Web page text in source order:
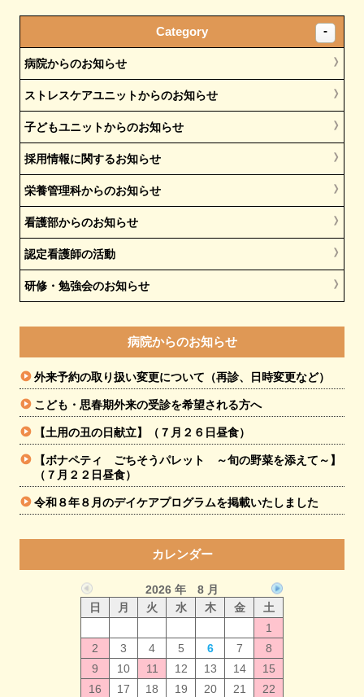
Category
病院からのお知らせ
ストレスケアユニットからのお知らせ
子どもユニットからのお知らせ
採用情報に関するお知らせ
栄養管理科からのお知らせ
看護部からのお知らせ
認定看護師の活動
研修・勉強会のお知らせ
病院からのお知らせ
外来予約の取り扱い変更について（再診、日時変更など）
こども・思春期外来の受診を希望される方へ
【土用の丑の日献立】（７月２６日昼食）
【ボナペティ ごちそうパレット ～旬の野菜を添えて～】
（７月２２日昼食）
令和８年８月のデイケアプログラムを掲載いたしました
カレンダー
2026 年 8 月
日
月 火 水 木 金
土
1
2
3 4 5 6 7
8
9
10 11 12 13 14
15
16
17 18 19 20 21
22